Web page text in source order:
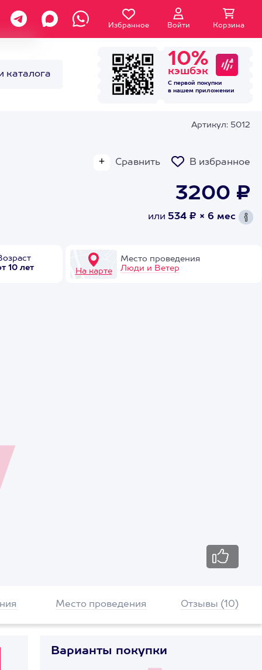
Избранное Войти Корзина
каталога
10%
кэшбэк
С первой покупки
в нашем приложении
Артикул: 5012
Сравнить В избранное
3200 ₽
или 534 ₽ × 6 мес
10 лет
На карте
Место проведения
Люди и Ветер
Место проведения Отзывы (10)
Варианты покупки